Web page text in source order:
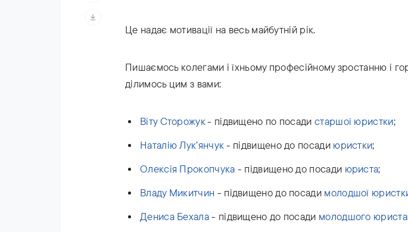
Це надає мотивації на весь майбутній рік.
Пишаємось колегами і їхньому професійному зростанню і
ділимось цим з вами:
Віту Сторожук- підвищено по посадистаршої юристки;
Наталію Лук’янчук - підвищено до посади юристки;
Олексія Прокопчука - підвищено до посади юриста;
Владу Микитчин - підвищено до посади молодшої
Дениса Бехала- підвищено до посади молодшого юриста